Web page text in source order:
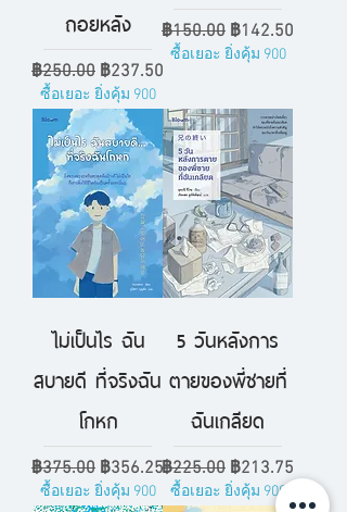
ถอยหลัง
ราคาปกติ
฿250.00 ราคาขายลด
฿237.50
ซื้อเยอะ ยิ่งคุ้ม 900
ราคาปกติ
฿150.00 ราคาขายลด
฿142.50
ซื้อเยอะ ยิ่งคุ้ม 900
ไม่เป็นไร ฉัน
สบายดี ที่จริงฉัน
โกหก
ราคาปกติ
฿375.00 ราคาขายลด
฿356.25
ซื้อเยอะ ยิ่งคุ้ม 900
5 วันหลังการ
ตายของพี่ชายที่
ฉันเกลียด
ราคาปกติ
฿225.00 ราคาขายลด
฿213.75
ซื้อเยอะ ยิ่งคุ้ม 900